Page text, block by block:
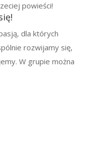
powieści!
dla których
rozwijamy się,
W grupie można